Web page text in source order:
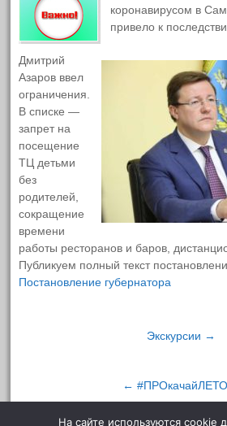
Основные
Структура и органы
образовательной
Документы
Образование
Внеурочная
Образовательные
требования
Руководство
Педагогический
Доступная
Осторожно, мошенники!
Родительская суббота
Моя школа
О налогах
Прививайся!
Безопасный интернет
коронавирусом в
привело к
Дмитрий
Азаров ввел
ограничения.
В списке —
запрет на
посещение
ТЦ детьми
без
родителей,
сокращение
времени
работы ресторанов и баров,
Публикуем полный текст
Постановление губернатора
Экскурсии →
←
На сайте используются cookie